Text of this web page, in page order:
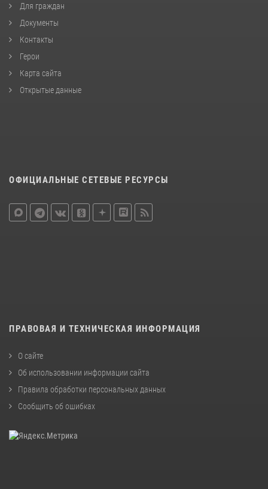
Для граждан
Документы
Контакты
Герои
Карта сайта
Открытые данные
ОФИЦИАЛЬНЫЕ СЕТЕВЫЕ РЕСУРСЫ
ПРАВОВАЯ И ТЕХНИЧЕСКАЯ ИНФОРМАЦИЯ
О сайте
Об использовании информации сайта
Правила обработки персональных данных
Сообщить об ошибках